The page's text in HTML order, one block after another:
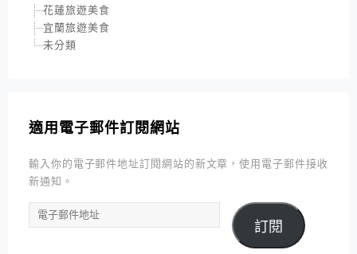
花蓮旅遊美食
宜蘭旅遊美食
未分類
適用電子郵件訂閱網站
輸入你的電子郵件地址訂閱網站的新文章，使用電子郵件接收
新通知。
電
子
訂閱